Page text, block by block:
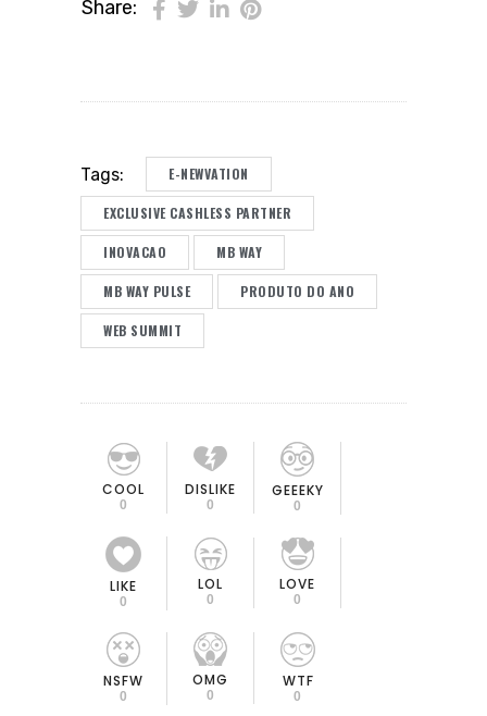
Share:
Tags: E-NEWVATION
EXCLUSIVE CASHLESS PARTNER
INOVACAO MB WAY
MB WAY PULSE PRODUTO DO ANO
WEB SUMMIT
COOL
0
DISLIKE
0
GEEEKY
0
LIKE
0
LOL
0
LOVE
0
NSFW
0
OMG
0
WTF
0